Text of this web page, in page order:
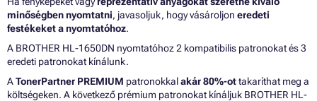
minőségben nyomtatni, javasoljuk, hogy vásároljon eredeti
festékeket a nyomtatóhoz.
A BROTHER HL-1650DN nyomtatóhoz 2 kompatibilis patronokat és 3
eredeti patronokat kínálunk.
ATonerPartner PREMIUM patronokkalakár 80%-ottakaríthat meg a
költségeken. A következő prémium patronokat kínáljuk BROTHER HL-